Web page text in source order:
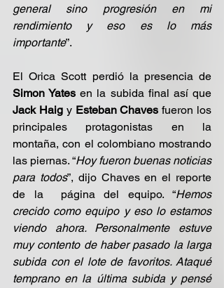
general sino progresión en mi
rendimiento y eso es lo más
importante”.
Simon Yates
Jack Haig y Esteban Chaves fueron los
principales protagonistas en la
montaña, con el colombiano mostrando
las piernas. “Hoy fueron buenas noticias
para todos”, dijo Chaves en el reporte
de la  página del equipo. “Hemos
crecido como equipo y eso lo estamos
viendo ahora. Personalmente estuve
muy contento de haber pasado la larga
subida con el lote de favoritos. Ataqué
temprano en la última subida y pensé